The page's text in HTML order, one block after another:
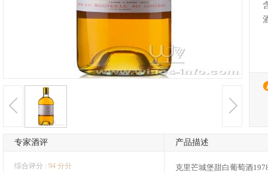
专家酒评
综合评分 : 94 分分
产品描述
克里芒城堡甜白葡萄酒